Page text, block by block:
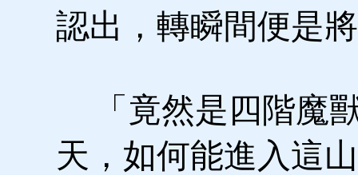
認出，轉瞬間便是
「竟然是四階魔
天，如何能進入這